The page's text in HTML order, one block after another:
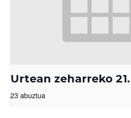
Urtean zeharreko 21.
23 abuztua